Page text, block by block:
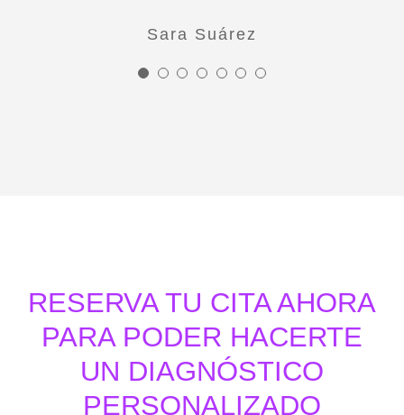
Sara Suárez
RESERVA TU CITA AHORA
PARA PODER HACERTE
UN DIAGNÓSTICO
PERSONALIZADO